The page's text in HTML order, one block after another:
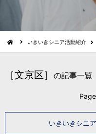
いきいきシニア活動紹介
［文京区］ の記事一覧
いきいきシニ